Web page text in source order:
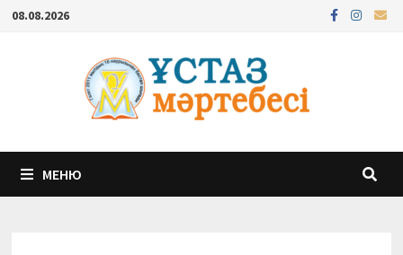
Перейти
содержимому
08.08.2026
МЕНЮ